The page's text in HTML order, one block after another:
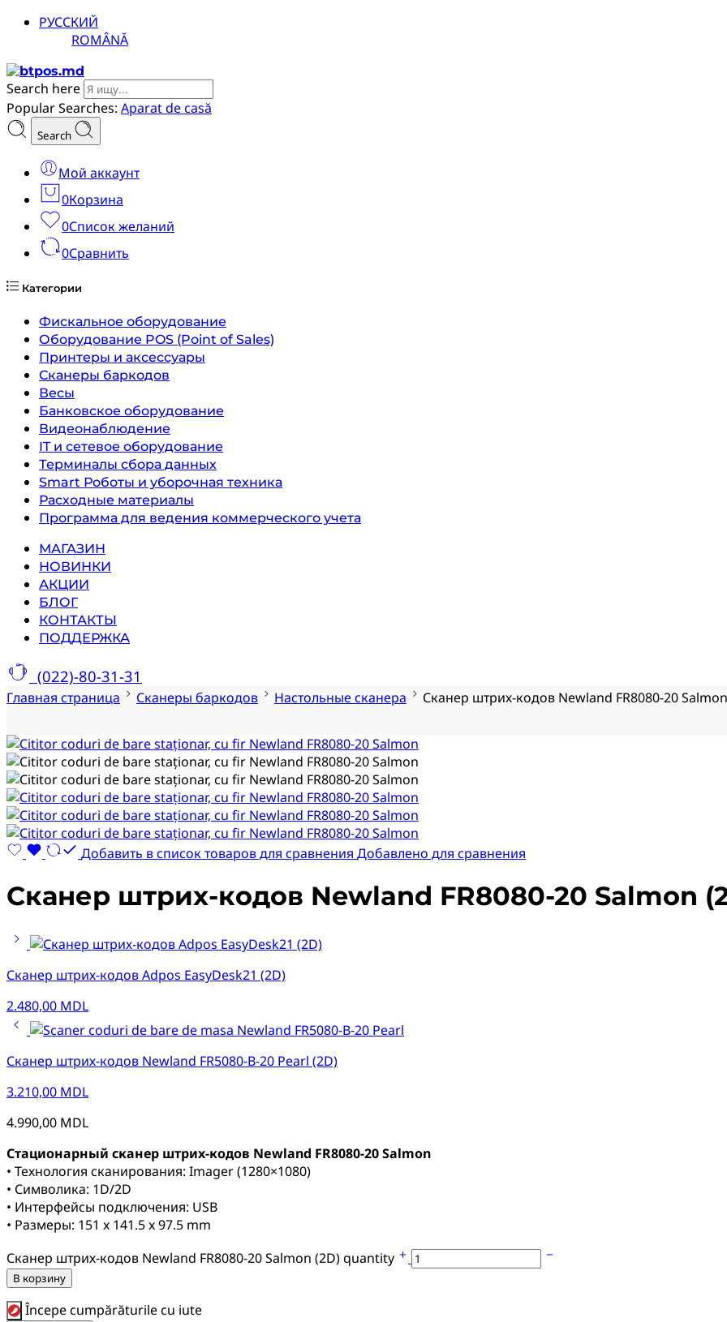
РУССКИЙ
ROMÂNĂ
Search here
Popular Searches: Aparat de casă
Search
Мой аккаунт
0Корзина
0Список желаний
0Сравнить
Категории
Фискальное оборудование
Оборудование POS (Point of Sales)
Принтеры и аксессуары
Сканеры баркодов
Весы
Банковское оборудование
Видеонаблюдение
IT и сетевое оборудование
Терминалы сбора данных
Smart Роботы и уборочная техника
Расходные материалы
Программа для ведения коммерческого учета
МАГАЗИН
НОВИНКИ
АКЦИИ
БЛОГ
КОНТАКТЫ
ПОДДЕРЖКА
(022)-80-31-31
Главная страница Сканеры баркодов Настольные сканера Сканер штрих-кодов Newland FR8080-20
Добавить в список товаров для сравнения Добавлено для сравнения
Сканер штрих-кодов Newland FR8080-20 Salmon
Сканер штрих-кодов Adpos EasyDesk21 (2D)
2.480,00 MDL
Сканер штрих-кодов Newland FR5080-B-20 Pearl (2D)
3.210,00 MDL
4.990,00 MDL
Стационарный сканер штрих-кодов Newland FR8080-20 Salmon
• Технология сканирования: Imager (1280×1080)
• Символика: 1D/2D
• Интерфейсы подключения: USB
• Размеры: 151 x 141.5 x 97.5 mm
Сканер штрих-кодов Newland FR8080-20 Salmon (2D) quantity
В корзину
Începe cumpărăturile cu iute